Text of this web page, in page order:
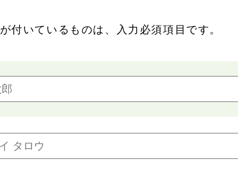
が付いているものは、入力必須項目です。